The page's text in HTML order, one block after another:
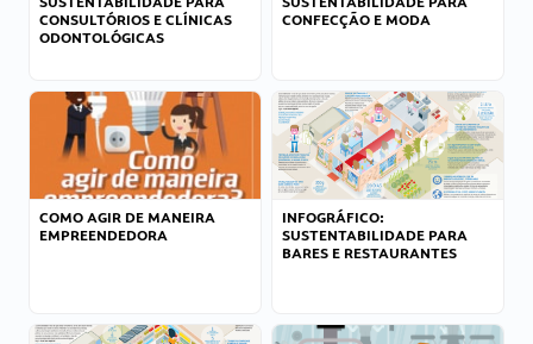
CONSULTÓRIOS E CLÍNICAS
ODONTOLÓGICAS
CONFECÇÃO E MODA
COMO AGIR DE MANEIRA
EMPREENDEDORA
INFOGRÁFICO:
SUSTENTABILIDADE PARA
BARES E RESTAURANTES